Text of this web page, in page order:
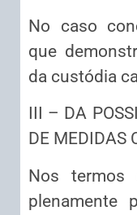
No caso
que
da custódia
III – DA
DE MEDIDAS
Nos
plenamente